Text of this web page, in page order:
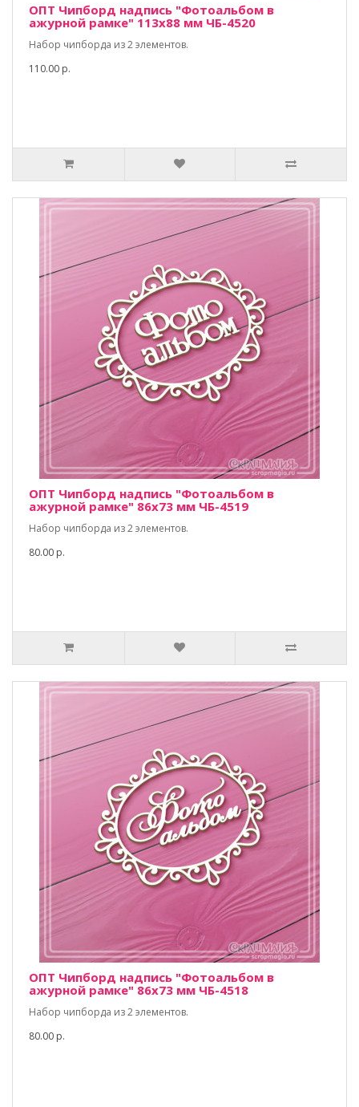
ОПТ Чипборд надпись "Фотоальбом в
ажурной рамке" 113х88 мм ЧБ-4520
Набор чипборда из 2 элементов.
110.00 р.
ОПТ Чипборд надпись "Фотоальбом в
ажурной рамке" 86х73 мм ЧБ-4519
Набор чипборда из 2 элементов.
80.00 р.
ОПТ Чипборд надпись "Фотоальбом в
ажурной рамке" 86х73 мм ЧБ-4518
Набор чипборда из 2 элементов.
80.00 р.